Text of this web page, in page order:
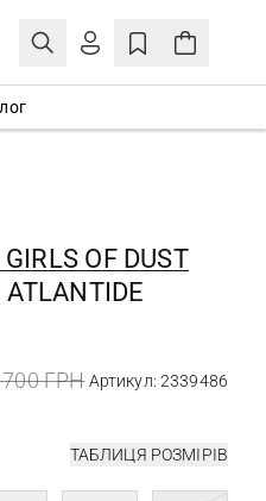
МОЯ ОБЛІКІВКА
СТВОРИТИ ОБЛІКІВКУ
OF DUST
ГРН Артикул: 2339486
ТАБЛИЦЯ РОЗМІРІВ